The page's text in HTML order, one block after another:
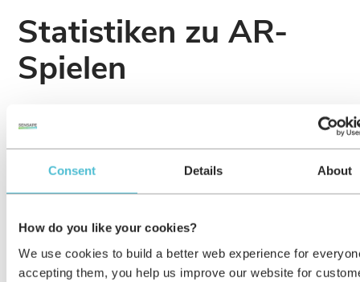
Consent Details About
How do you like your cookies?
We use cookies to build a better web experience for
accepting them, you help us improve our website for
Statistiken zu AR-
Spielen
In diesem Abschnitt heben wir einige bedeutende Zahlen
ConsumerLab hervor.
wurden über 7.000 Online-Befragungen
Der Bericht zeigt, dassder höchste Prozentsatz von